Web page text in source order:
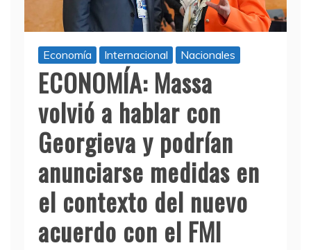
Economía Internacional Nacionales
ECONOMÍA: Massa
volvió a hablar con
Georgieva y podrían
anunciarse medidas en
el contexto del nuevo
acuerdo con el FMI